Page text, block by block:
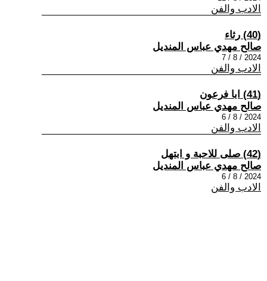
الادب والفن
(40) رثاء
صالح مهدي عباس المنديل
2024 / 8 / 7
الادب والفن
(41) ابا فرعون
صالح مهدي عباس المنديل
2024 / 8 / 6
الادب والفن
(42) صلى للاحبة و ابتهل
صالح مهدي عباس المنديل
2024 / 8 / 6
الادب والفن